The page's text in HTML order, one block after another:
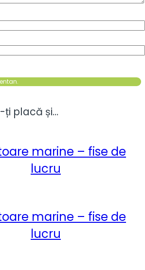
ți placă și…
marine – fise de
lucru
marine – fise de
lucru